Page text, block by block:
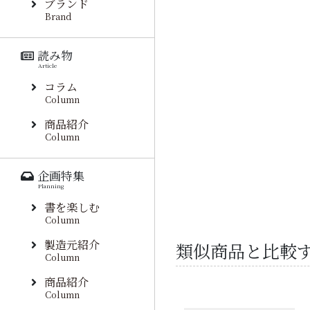
類似商品と比較
ブランド
Brand
読み物
Article
コラム
Column
商品紹介
Column
企画特集
Planning
書を楽しむ
Column
製造元紹介
Column
商品紹介
Column